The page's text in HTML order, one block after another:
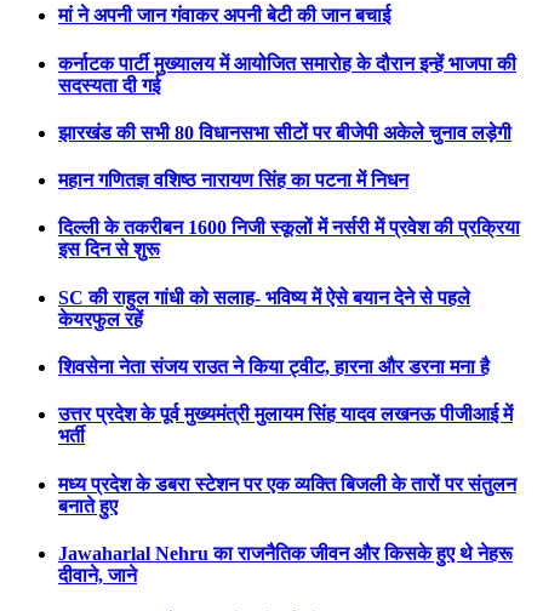
मां ने अपनी जान गंवाकर अपनी बेटी की जान बचाई
कर्नाटक पार्टी मुख्यालय में आयोजित समारोह के दौरान इन्हें भाजपा की
सदस्यता दी गई
झारखंड की सभी 80 विधानसभा सीटों पर बीजेपी अकेले चुनाव लड़ेगी
महान गणितज्ञ वशिष्ठ नारायण सिंह का पटना में निधन
दिल्ली के तकरीबन 1600 निजी स्कूलों में नर्सरी में प्रवेश की प्रक्रिया
इस दिन से शुरू
SC की राहुल गांधी को सलाह- भविष्य में ऐसे बयान देने से पहले
केयरफुल रहें
शिवसेना नेता संजय राउत ने किया ट्वीट, हारना और डरना मना है
उत्तर प्रदेश के पूर्व मुख्यमंत्री मुलायम सिंह यादव लखनऊ पीजीआई में
भर्ती
मध्य प्रदेश के डबरा स्टेशन पर एक व्यक्ति बिजली के तारों पर संतुलन
बनाते हुए
Jawaharlal Nehru का राजनैतिक जीवन और किसके हुए थे नेहरू
दीवाने, जाने